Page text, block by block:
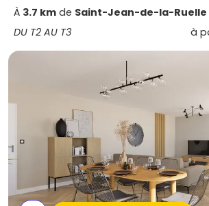
À 3.7 km de Saint-Jean-de-la-Ruelle
DU T2 AU T3
à